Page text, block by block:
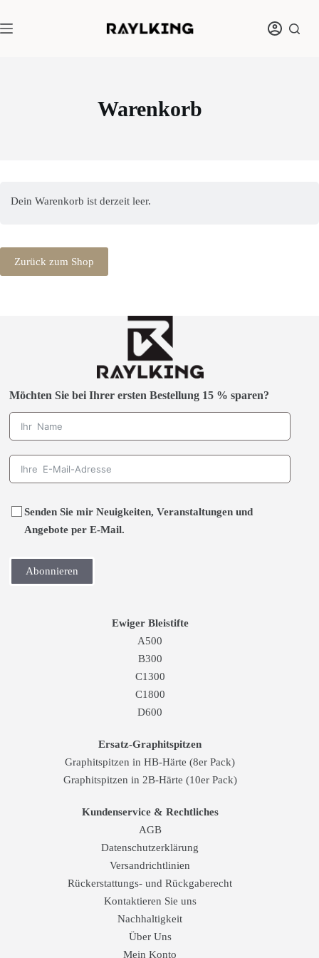
Inhalt
Warenkorb
Dein Warenkorb ist derzeit leer.
Zurück zum Shop
Möchten Sie bei Ihrer ersten Bestellung 15 % sparen?
Senden Sie mir Neuigkeiten, Veranstaltungen und
Angebote per E-Mail.
Abonnieren
Ewiger Bleistifte
A500
B300
C1300
C1800
D600
Ersatz-Graphitspitzen
Graphitspitzen in HB-Härte (8er Pack)
Graphitspitzen in 2B-Härte (10er Pack)
Kundenservice & Rechtliches
AGB
Datenschutzerklärung
Versandrichtlinien
Rückerstattungs- und Rückgaberecht
Kontaktieren Sie uns
Nachhaltigkeit
Über Uns
Mein Konto